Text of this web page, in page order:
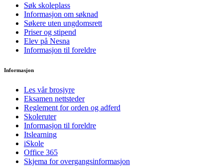
Søk skoleplass
Informasjon om søknad
Søkere uten ungdomsrett
Priser og stipend
Elev på Nesna
Informasjon til foreldre
Informasjon
Les vår brosjyre
Eksamen nettsteder
Reglement for orden og adferd
Skoleruter
Informasjon til foreldre
Itslearning
iSkole
Office 365
Skjema for overgangsinformasjon